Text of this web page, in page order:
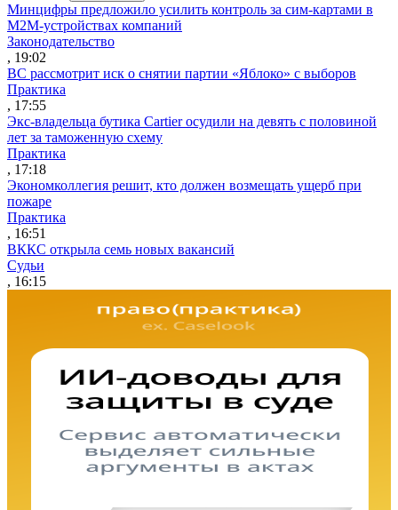
Минцифры предложило усилить контроль за сим-картами в
M2M-устройствах компаний
Законодательство
, 19:02
ВС рассмотрит иск о снятии партии «Яблоко» с выборов
Практика
, 17:55
Экс-владельца бутика Cartier осудили на девять с половиной
лет за таможенную схему
Практика
, 17:18
Экономколлегия решит, кто должен возмещать ущерб при
пожаре
Практика
, 16:51
ВККС открыла семь новых вакансий
Судьи
, 16:15